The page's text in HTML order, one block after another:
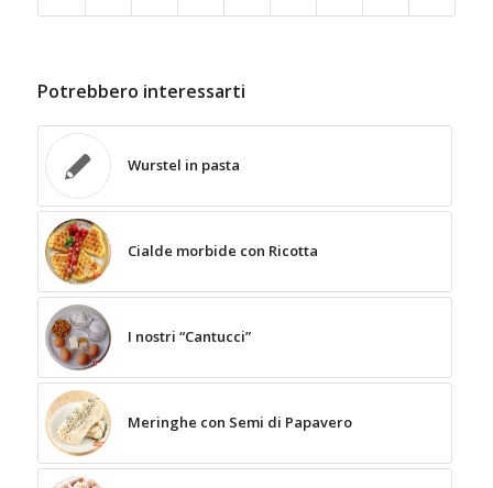
Potrebbero interessarti
Wurstel in pasta
Cialde morbide con Ricotta
I nostri “Cantucci”
Meringhe con Semi di Papavero